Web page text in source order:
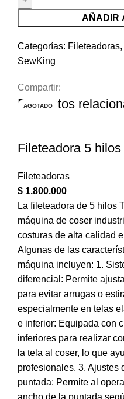
AÑADIR
Categorías: Fileteadoras,
SewKing
Compartir:
Productos
Fileteadora 5
Fileteadoras
$ 1.800.000
La fileteadora de 5 hilos
máquina de coser
costuras de alta calidad
Algunas de las
máquina incluyen: 1.
diferencial: Permite
para evitar arrugas o
especialmente en telas
e inferior: Equipada con
inferiores para realizar
la tela al coser, lo que
profesionales. 3. Ajustes
puntada: Permite al
-4%
-10%
AGOTADO